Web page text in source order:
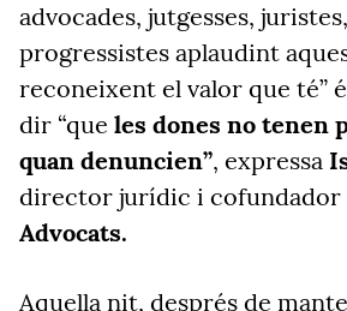
advocades, jutgesses,
progressistes aplaudint
reconeixent el valor que té”
dir “que les dones no tenen
quan denuncien”, expressa
director jurídic i cofundador
Advocats.
Aquella nit, després de